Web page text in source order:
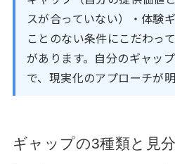
スが合っていない）・体験
ことのない条件にこだわっ
があります。自分のギャッ
で、現実化のアプローチが
ギャップの3種類と見